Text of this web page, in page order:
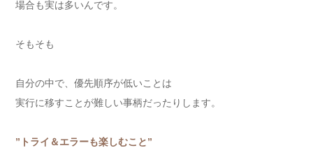
場合も実は多いんです。
そもそも
自分の中で、優先順序が低いことは
実行に移すことが難しい事柄だったりします。
”トライ＆エラーも楽しむこと”